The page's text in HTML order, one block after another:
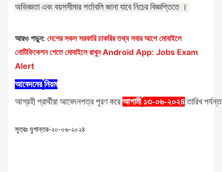
অভিজ্ঞতা এবং বয়সসীমার শর্তাবলি জানা যাবে নিচের বিজ্ঞপ্তিতে ।
আরও পড়ুন: দেশের সকল সরকারি চাকরির তথ্য সবার আগে মোবাইলে
নোটিফিকেশন পেতে মোবাইলে রাখুন Android App: Jobs Exam
Alert
আবেদনের নিয়ম
আগ্রহী প্রার্থীরা আবেদনপত্র পূরণ করে আগামী ১৩-০৬-২০২৪ তারিখ পর্যন্ত
সূত্রঃ যুগান্তর-২০-০৬-২০২৪